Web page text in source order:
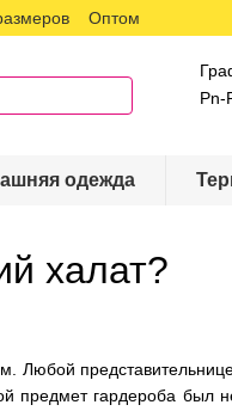
Оптом
Pn-
одежда
халат?
предмет гардероба